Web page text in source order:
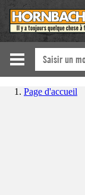
Page d'accueil